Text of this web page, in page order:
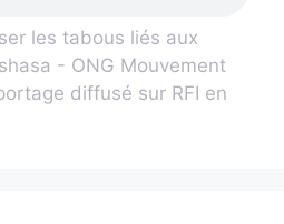
les tabous liés aux
- ONG Mouvement
diffusé sur RFI en